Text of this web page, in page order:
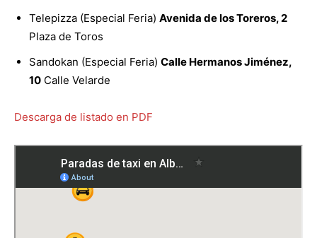
Telepizza (Especial Feria) Avenida de los Toreros, 2
Plaza de Toros
Sandokan (Especial Feria) Calle Hermanos Jiménez,
10 Calle Velarde
Descarga de listado en PDF